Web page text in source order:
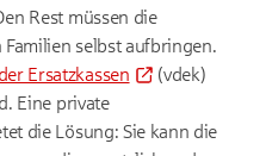
Rest müssen die
selbst aufbringen.
Ersatzkassen
(vdek)
Eine private
die Lösung: Sie kann die